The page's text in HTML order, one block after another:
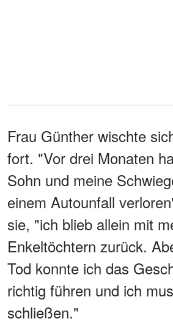
Frau Günther wischte
fort. "Vor drei Monaten
Sohn und meine
einem Autounfall
sie, "ich blieb allein mit
Enkeltöchtern zurück.
Tod konnte ich das
richtig führen und ich
schließen."